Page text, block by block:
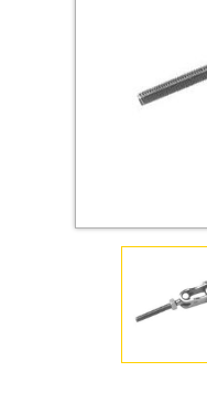
Крюки, кольца с
Оснастка и